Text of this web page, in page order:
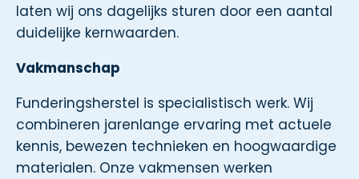
laten wij ons dagelijks sturen door een aantal
duidelijke kernwaarden.
Vakmanschap
Funderingsherstel is specialistisch werk. Wij
combineren jarenlange ervaring met actuele
kennis, bewezen technieken en hoogwaardige
materialen. Onze vakmensen werken